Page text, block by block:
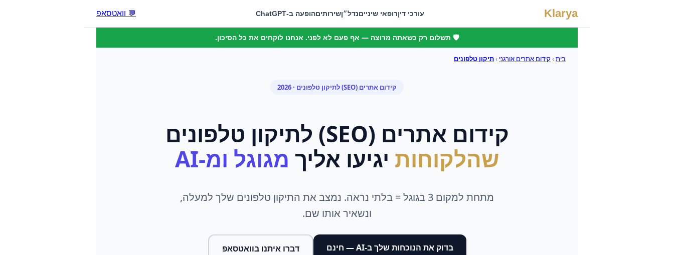
Klarya עורכי דיןרופאי שינייםנדל״ןשירותיםהופעה ב-ChatGPT 💬 וואטסאפ
🛡️ תשלום רק כשאתה מרוצה — אף פעם לא לפני. אנחנו לוקחים את כל הסיכון.
בית› קידום אתרים אורגני ›תיקון טלפונים
קידום אתרים (SEO) לתיקון טלפונים · 2026
קידום אתרים (SEO) לתיקון טלפונים
שהלקוחות יגיעו אליך מגוגל ומ-AI
מתחת למקום 3 בגוגל = בלתי נראה. נמצב את התיקון טלפונים שלך למעלה,
ונשאיר אותו שם.
בדוק את הנוכחות שלך ב-AI — חינם דברו איתנו בוואטסאפ